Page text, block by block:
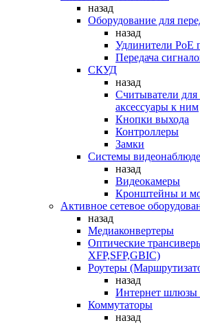
назад
Оборудование для
назад
Удлинители PoE
Передача
СКУД
назад
Считыватели для
аксессуары к ним
Кнопки выхода
Контроллеры
Замки
Системы
назад
Видеокамеры
Кронштейны и
Активное сетевое
назад
Медиаконвертеры
Оптические
XFP,SFP,GBIC)
Роутеры
назад
Интернет шлюзы
Коммутаторы
назад